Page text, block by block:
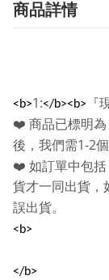
商品詳情
<b>1:</b><b> 『
❤️ 商品已標明
後，我們需1-2
❤️ 如訂單中包
貨才一同出貨，
誤出貨。
<b>
</b>